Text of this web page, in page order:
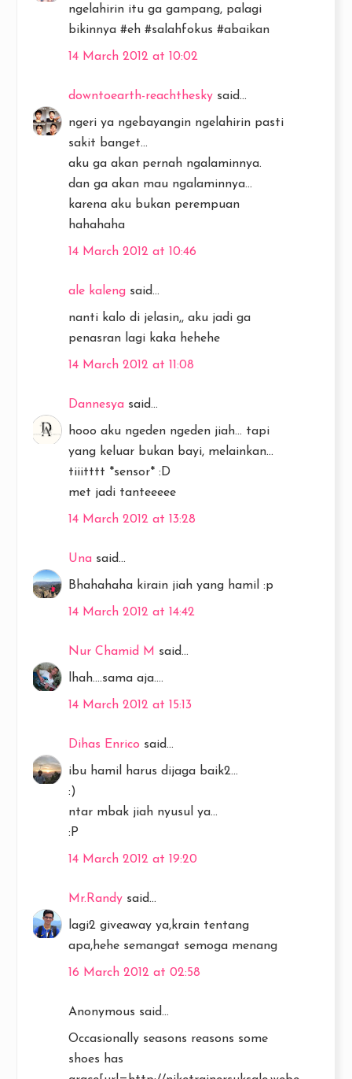
ngelahirin itu ga gampang, palagi
bikinnya #eh #salahfokus #abaikan
14 March 2012 at 10:02
downtoearth-reachthesky said...
ngeri ya ngebayangin ngelahirin pasti
sakit banget...
aku ga akan pernah ngalaminnya.
dan ga akan mau ngalaminnya...
karena aku bukan perempuan
hahahaha
14 March 2012 at 10:46
ale kaleng said...
nanti kalo di jelasin,, aku jadi ga
penasran lagi kaka hehehe
14 March 2012 at 11:08
Dannesya said...
hooo aku ngeden ngeden jiah... tapi
yang keluar bukan bayi, melainkan...
tiiitttt *sensor* :D
met jadi tanteeeee
14 March 2012 at 13:28
Una said...
Bhahahaha kirain jiah yang hamil :p
14 March 2012 at 14:42
Nur Chamid M said...
lhah....sama aja....
14 March 2012 at 15:13
Dihas Enrico said...
ibu hamil harus dijaga baik2...
:)
ntar mbak jiah nyusul ya...
:P
14 March 2012 at 19:20
Mr.Randy said...
lagi2 giveaway ya,krain tentang
apa,hehe semangat semoga menang
16 March 2012 at 02:58
Anonymous said...
Occasionally seasons reasons some
shoes has